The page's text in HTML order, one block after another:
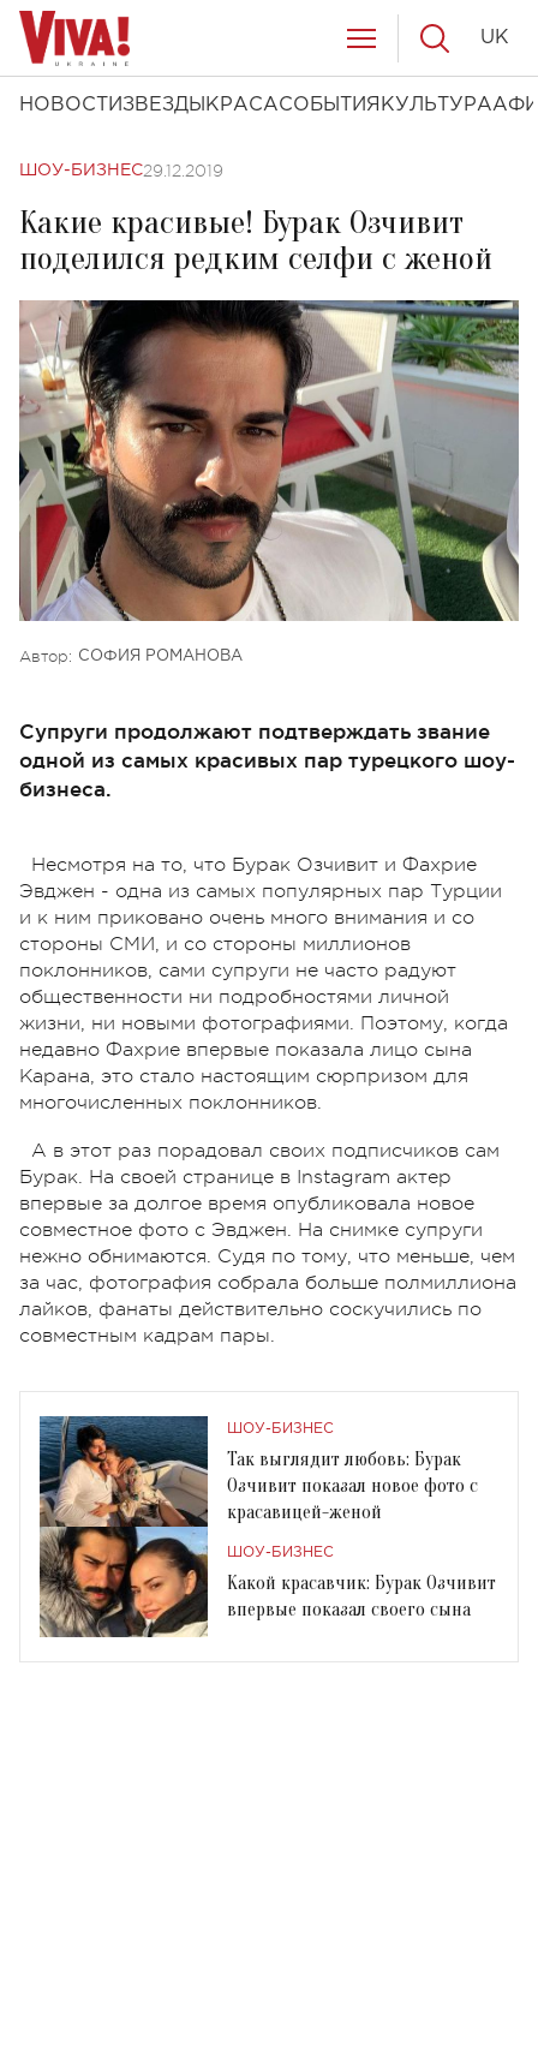
НОВОСТИ ЗВЕЗДЫ КРАСАСОБЫТИЯ КУЛЬТУРА
UK
ШОУ-БИЗНЕС29.12.2019
Какие красивые! Бурак Озчивит
поделился редким селфи с женой
Автор: СОФИЯ РОМАНОВА
Супруги продолжают подтверждать звание
одной из самых красивых пар турецкого шоу-
бизнеса.
Несмотря на то, что Бурак Озчивит и Фахрие
Эвджен - одна из самых популярных пар Турции
и к ним приковано очень много внимания и со
стороны СМИ, и со стороны миллионов
поклонников, сами супруги не часто радуют
общественности ни подробностями личной
жизни, ни новыми фотографиями. Поэтому, когда
недавно Фахрие впервые показала лицо сына
Карана, это стало настоящим сюрпризом для
многочисленных поклонников.
А в этот раз порадовал своих подписчиков сам
Бурак. На своей странице в Instagram актер
впервые за долгое время опубликовала новое
совместное фото с Эвджен. На снимке супруги
нежно обнимаются. Судя по тому, что меньше, чем
за час, фотография собрала больше полмиллиона
лайков, фанаты действительно соскучились по
совместным кадрам пары.
ШОУ-БИЗНЕС
Так выглядит любовь: Бурак
Озчивит показал новое фото с
красавицей-женой
ШОУ-БИЗНЕС
Какой красавчик: Бурак Озчивит
впервые показал своего сына